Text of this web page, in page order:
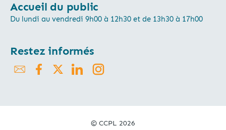
Accueil du public
Du lundi au vendredi 9h00 à 12h30 et de 13h30 à 17h00
Restez informés
© CCPL 2026